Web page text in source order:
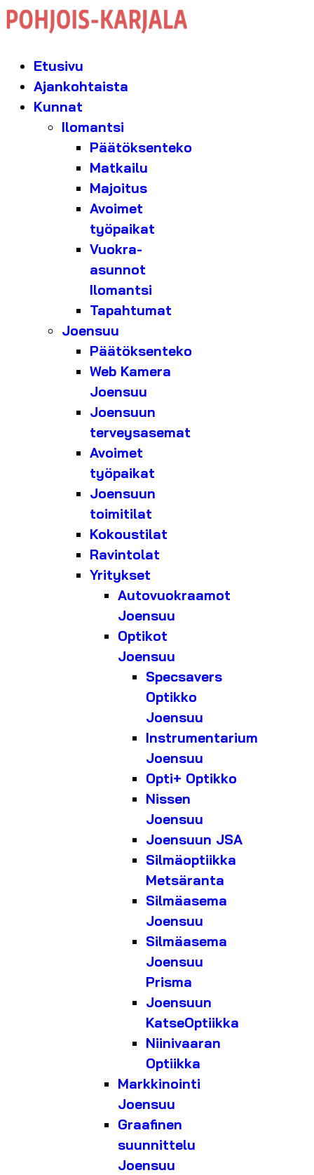
Etusivu
Ajankohtaista
Kunnat
Ilomantsi
Päätöksenteko
Matkailu
Majoitus
Avoimet
työpaikat
Vuokra-
asunnot
Ilomantsi
Tapahtumat
Joensuu
Päätöksenteko
Web Kamera
Joensuu
Joensuun
terveysasemat
Avoimet
työpaikat
Joensuun
toimitilat
Kokoustilat
Ravintolat
Yritykset
Autovuokraamot
Joensuu
Optikot
Joensuu
Specsavers
Optikko
Joensuu
Instrumentarium
Joensuu
Opti+ Optikko
Nissen
Joensuu
Joensuun JSA
Silmäoptiikka
Metsäranta
Silmäasema
Joensuu
Silmäasema
Joensuu
Prisma
Joensuun
KatseOptiikka
Niinivaaran
Optiikka
Markkinointi
Joensuu
Graafinen
suunnittelu
Joensuu